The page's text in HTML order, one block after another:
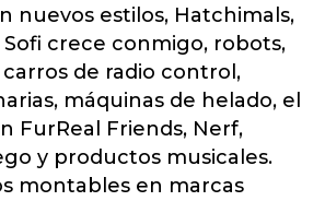
nuevos estilos, Hatchimals,
crece conmigo, robots,
carros de radio control,
máquinas de helado, el
FurReal Friends, Nerf,
y productos musicales.
montables en marcas